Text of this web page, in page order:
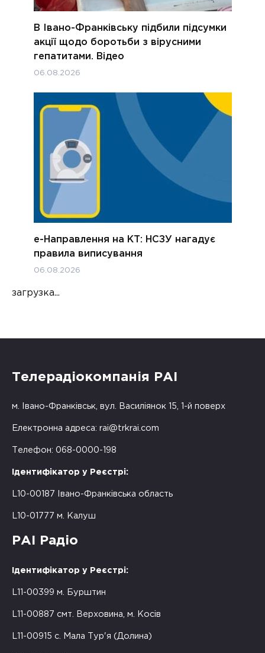
В Івано-Франківську підбили підсумки
акції щодо боротьби з вірусними
гепатитами. Відео
06.08.2026
е-Направлення на КТ: НСЗУ нагадує
правила виписування
06.08.2026
загрузка...
Телерадіокомпанія РАІ
м. Івано-Франківськ, вул. Василіянок 15, 1-й поверх
Електронна адреса: rai@trkrai.com
Телефон: 068-0000-198
Ідентифікатор у Реєстрі:
L10-00187 Івано-Франківська область
L10-01777 м. Калуш
РАІ Радіо
Ідентифікатор у Реєстрі:
L11-00399 м. Бурштин
L11-00887 смт. Верховина, м. Косів
L11-00915 с. Мала Тур'я (Долина)